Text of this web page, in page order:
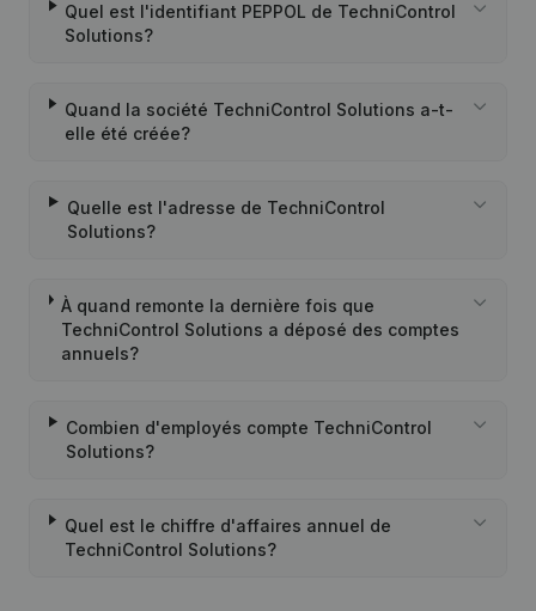
Quel est l'identifiant PEPPOL de TechniControl
Solutions?
Quand la société TechniControl Solutions a-t-
elle été créée?
Quelle est l'adresse de TechniControl
Solutions?
À quand remonte la dernière fois que
TechniControl Solutions a déposé des comptes
annuels?
Combien d'employés compte TechniControl
Solutions?
Quel est le chiffre d'affaires annuel de
TechniControl Solutions?